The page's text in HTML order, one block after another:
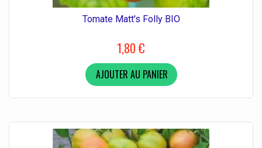
Tomate Matt's Folly BIO
1,80 €
AJOUTER AU PANIER